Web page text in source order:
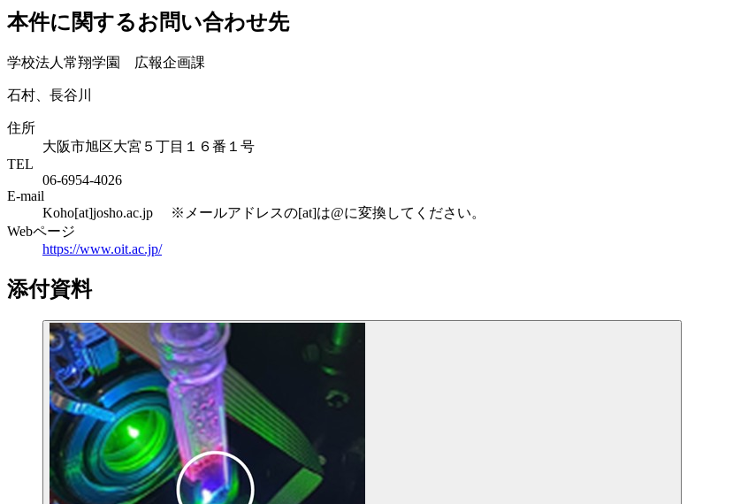
本件に関するお問い合わせ先
学校法人常翔学園 広報企画課
石村、長谷川
住所
大阪市旭区大宮５丁目１６番１号
TEL
06-6954-4026
E-mail
Koho[at]josho.ac.jp ※メールアドレスの[at]は@に変換してください。
Webページ
https://www.oit.ac.jp/
添付資料